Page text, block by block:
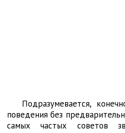
Подразумевается,
поведения без
самых частых советов